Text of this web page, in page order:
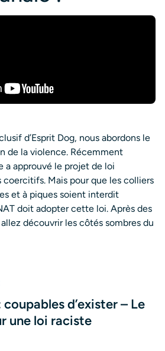
d’Esprit Dog, nous abordons le
de la violence. Récemment
a approuvé le projet de loi
Mais pour que les colliers
et à piques soient interdit
doit adopter cette loi. Après des
découvrir les côtés sombres du
coupables d’exister – Le
une loi raciste